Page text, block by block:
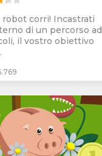
robot corri! Incastrati
di un percorso ad
il vostro obiettivo